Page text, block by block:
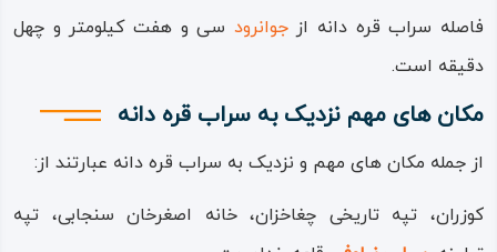
فاصله سراب قره دانه ازجوانرود سی و هفت کیلومتر و چهل
دقیقه است.
مکان های مهم نزدیک به سراب قره دانه
از جمله مکان های مهم و نزدیک به سراب قره دانه عبارتند از:
کوزران، تپه تاریخی چغاخزان، خانه اصغرخان سنجابی، تپه